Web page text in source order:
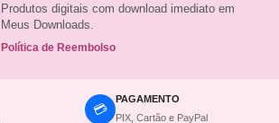
Produtos digitais com download imediato em
Meus Downloads.
Política de Reembolso
💳
PAGAMENTO
PIX, Cartão e PayPal